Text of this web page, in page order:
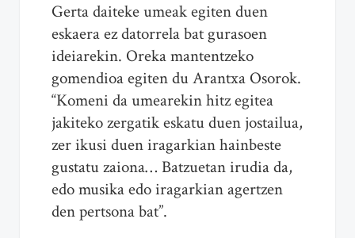
Gerta daiteke umeak egiten duen
eskaera ez datorrela bat gurasoen
ideiarekin. Oreka mantentzeko
gomendioa egiten du Arantxa Osorok.
“Komeni da umearekin hitz egitea
jakiteko zergatik eskatu duen jostailua,
zer ikusi duen iragarkian hainbeste
gustatu zaiona… Batzuetan irudia da,
edo musika edo iragarkian agertzen
den pertsona bat”.